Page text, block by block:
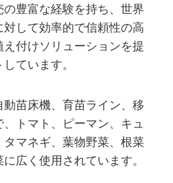
豊富な経験を持ち、世界
して効率的で信頼性の高
付けソリューションを提
ています。
苗床機、育苗ライン、移
トマト、ピーマン、キュ
マネギ、葉物野菜、根菜
広く使用されています。